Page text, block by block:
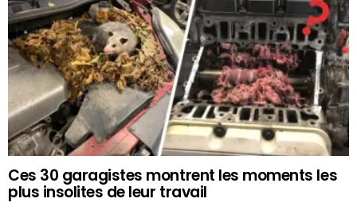
Ces 30 garagistes montrent les moments les
plus insolites de leur travail